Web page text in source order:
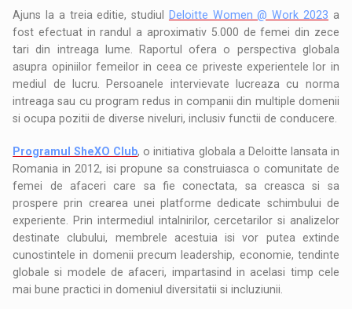
Ajuns la a treia editie, studiul Deloitte Women @ Work 2023 a
fost efectuat in randul a aproximativ 5.000 de femei din zece
tari din intreaga lume. Raportul ofera o perspectiva globala
asupra opiniilor femeilor in ceea ce priveste experientele lor in
mediul de lucru. Persoanele intervievate lucreaza cu norma
intreaga sau cu program redus in companii din multiple domenii
si ocupa pozitii de diverse niveluri, inclusiv functii de conducere.
Programul SheXO Club, o initiativa globala a Deloitte lansata in
Romania in 2012, isi propune sa construiasca o comunitate de
femei de afaceri care sa fie conectata, sa creasca si sa
prospere prin crearea unei platforme dedicate schimbului de
experiente. Prin intermediul intalnirilor, cercetarilor si analizelor
destinate clubului, membrele acestuia isi vor putea extinde
cunostintele in domenii precum leadership, economie, tendinte
globale si modele de afaceri, impartasind in acelasi timp cele
mai bune practici in domeniul diversitatii si incluziunii.